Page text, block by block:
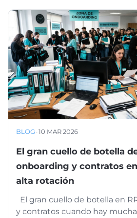
BLOG ·10 MAR 2026
El gran cuello de botella
onboarding y contratos
alta rotación
El gran cuello de botella en
y contratos cuando hay